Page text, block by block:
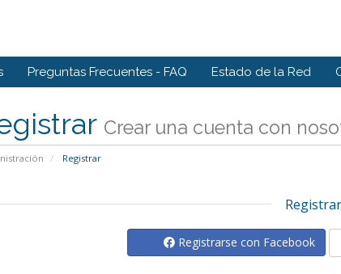
Preguntas Frecuentes - FAQ Estado de la Red
Crear una cuenta con
Registrar
Registrarse con Facebook